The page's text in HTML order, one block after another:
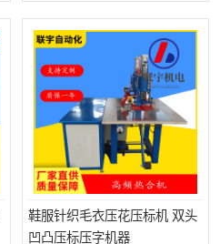
鞋服针织毛衣压花压标机 双头
凹凸压标压字机器